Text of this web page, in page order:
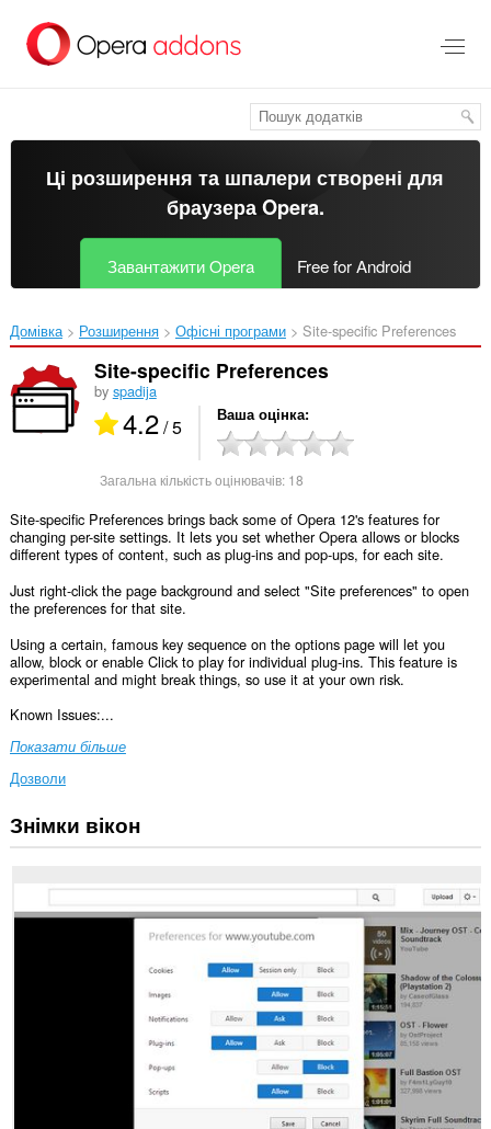
основного
Ці розширення та шпалери створені для
браузера Opera.
Завантажити Opera Free for Android
Домівка Розширення Офісні програми Site-specific Preferences‎
Site-specific Preferences
by spadija
4.2/ 5 Ваша оцінка
Загальна кількість оцінювачів: 18
Site-specific Preferences brings back some of Opera 12's features for
changing per-site settings. It lets you set whether Opera allows or blocks
different types of content, such as plug-ins and pop-ups, for each site.
Just right-click the page background and select "Site preferences" to open
the preferences for that site.
Using a certain, famous key sequence on the options page will let you
allow, block or enable Click to play for individual plug-ins. This feature is
experimental and might break things, so use it at your own risk.
Known Issues:...
Показати більше
Дозволи
Це
розширення
доступ
до
Знімки вікон